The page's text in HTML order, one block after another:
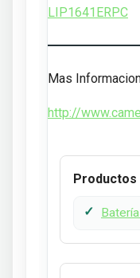
LIP1641ERPC
Mas
http://